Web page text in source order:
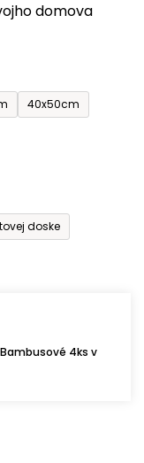
domova
40x50cm
doske
4ks v